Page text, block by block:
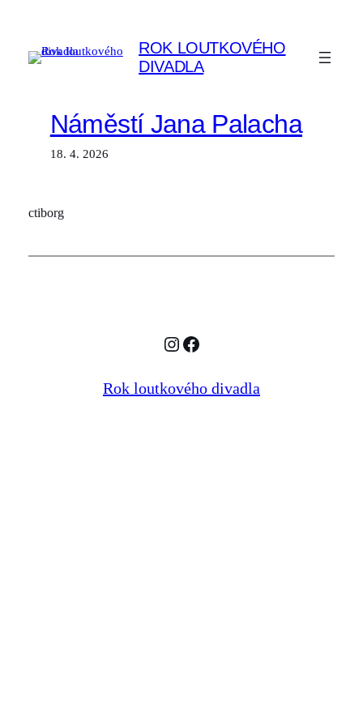
obsah
ROK LOUTKOVÉHO
DIVADLA
Náměstí Jana Palacha
18. 4. 2026
ctiborg
Instagram
Facebook
Rok loutkového divadla